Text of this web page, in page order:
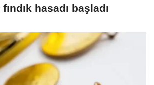
hasadı başladı